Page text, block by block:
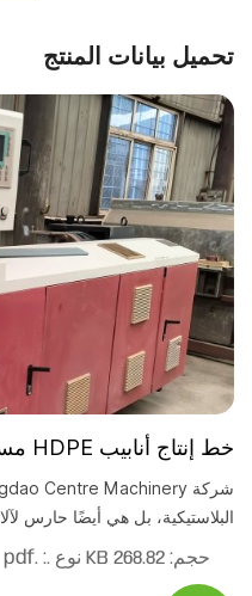
تحميل بيانات المنتج
البلاستيكية، بل هي أيضًا حارس
حجم: 268.82 KB نوع .: .pdf